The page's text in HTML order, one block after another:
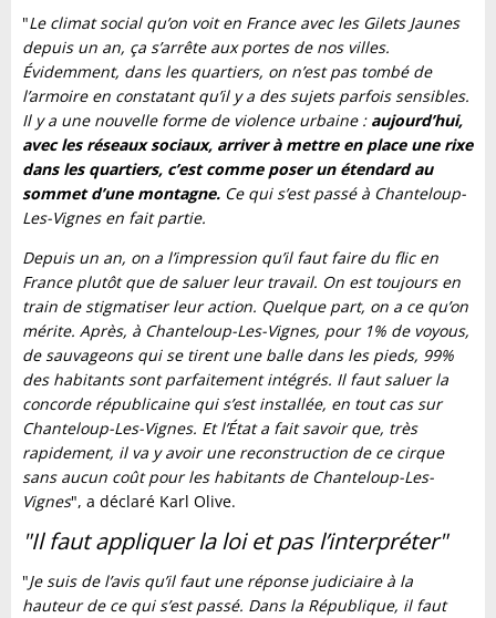
"Le climat social qu’on voit en France avec les Gilets Jaunes
depuis un an, ça s’arrête aux portes de nos villes.
Évidemment, dans les quartiers, on n’est pas tombé de
l’armoire en constatant qu’il y a des sujets parfois sensibles.
Il y a une nouvelle forme de violence urbaine : aujourd’hui,
avec les réseaux sociaux, arriver à mettre en place une rixe
dans les quartiers, c’est comme poser un étendard au
sommet d’une montagne. Ce qui s’est passé à Chanteloup-
Les-Vignes en fait partie.
Depuis un an, on a l’impression qu’il faut faire du flic en
France plutôt que de saluer leur travail. On est toujours en
train de stigmatiser leur action. Quelque part, on a ce qu’on
mérite. Après, à Chanteloup-Les-Vignes, pour 1% de voyous,
de sauvageons qui se tirent une balle dans les pieds, 99%
des habitants sont parfaitement intégrés. Il faut saluer la
concorde républicaine qui s’est installée, en tout cas sur
Chanteloup-Les-Vignes. Et l’État a fait savoir que, très
rapidement, il va y avoir une reconstruction de ce cirque
sans aucun coût pour les habitants de Chanteloup-Les-
Vignes", a déclaré Karl Olive.
"Il faut appliquer la loi et pas l’interpréter"
"Je suis de l’avis qu’il faut une réponse judiciaire à la
hauteur de ce qui s’est passé. Dans la République, il faut